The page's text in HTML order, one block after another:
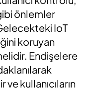
önlemler
IoT
koruyan
Endişelere
kullanıcıların